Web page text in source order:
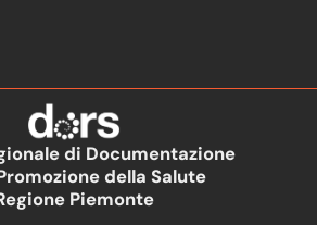
di Documentazione
della Salute
Piemonte